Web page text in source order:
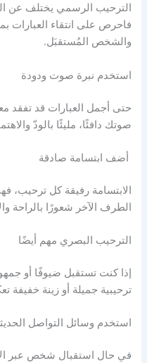
الترحيب الرسمي يختلف عن
فاحرص على انتقاء العبارات
والشخص المُستقبَل.
استخدم نبرة صوت ودودة
حتى أجمل العبارات قد تفقد
صوتك دافئًا، مليئًا بالودّ
أضف ابتسامة صادقة
الابتسامة رفيقة كل ترحيب،
الطرف الآخر شعورًا بالراحة
الترحيب البصري مهم أيضًا
إذا كنت تستقبل ضيوفًا أو
ترحيبية جميلة أو زينة خفيفة
استخدم وسائل التواصل
في حال استقبال شخص عبر